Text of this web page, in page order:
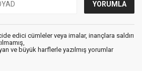
edici cümleler veya imalar, inançlara saldırı
ve büyük harflerle yazılmış yorumlar